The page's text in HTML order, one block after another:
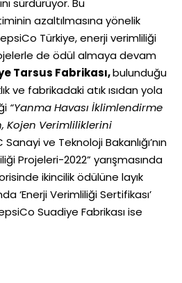
sürdürüyor. Bu
azaltılmasına yönelik
Türkiye, enerji verimliliği
de ödül almaya devam
Tarsus Fabrikası,bulunduğu
ve fabrikadaki atık ısıdan yola
“Yanma Havası İklimlendirme
Kojen Verimliliklerini
ve Teknoloji Bakanlığı’nın
Projeleri-2022” yarışmasında
ikincilik ödülüne layık
‘Enerji Verimliliği Sertifikası’
Suadiye Fabrikası ise